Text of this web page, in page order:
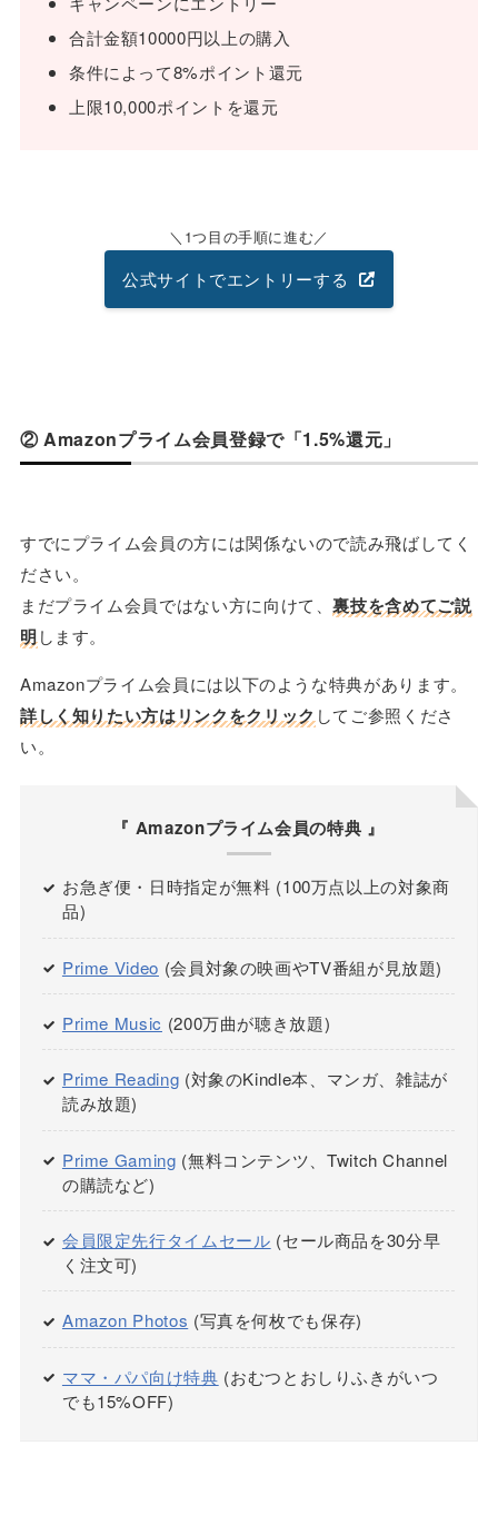
合計金額10000円以上の購入
条件によって8%ポイント還元
上限10,000ポイントを還元
1つ目の手順に進む
公式サイトでエントリーする
② Amazonプライム会員登録で「1.5%還元」
すでにプライム会員の方には関係ないので読み飛ばしてく
ださい。
まだプライム会員ではない方に向けて、裏技を含めてご説
明します。
Amazonプライム会員には以下のような特典があります。
詳しく知りたい方はリンクをクリックしてご参照くださ
い。
『 Amazonプライム会員の特典 』
お急ぎ便・日時指定が無料 (100万点以上の対象商
品)
Prime Video (会員対象の映画やTV番組が見放題)
Prime Music (200万曲が聴き放題)
Prime Reading (対象のKindle本、マンガ、雑誌が
読み放題)
Prime Gaming (無料コンテンツ、Twitch Channel
の購読など)
会員限定先行タイムセール (セール商品を30分早
く注文可)
Amazon Photos (写真を何枚でも保存)
ママ・パパ向け特典 (おむつとおしりふきがいつ
でも15%OFF)